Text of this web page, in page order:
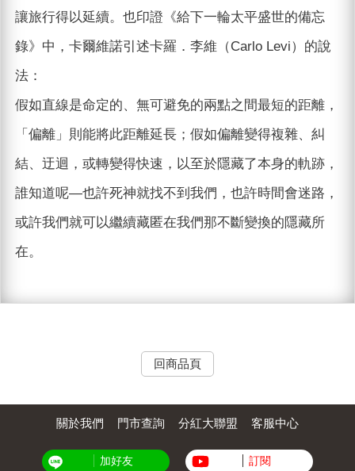
讓旅行得以延續。也印證《給下一輪太平盛世的備忘
錄》中，卡爾維諾引述卡羅．李維（Carlo Levi）的說
法：
假如直線是命定的、無可避免的兩點之間最短的距離，
「偏離」則能將此距離延長；假如偏離變得複雜、糾
結、迂迴，或轉變得快速，以至於隱藏了本身的軌跡，
誰知道呢—也許死神就找不到我們，也許時間會迷路，
或許我們就可以繼續藏匿在我們那不斷變換的隱藏所
在。
回商品頁
關於我們 門市查詢 分紅大聯盟 客服中心
加好友 訂閱